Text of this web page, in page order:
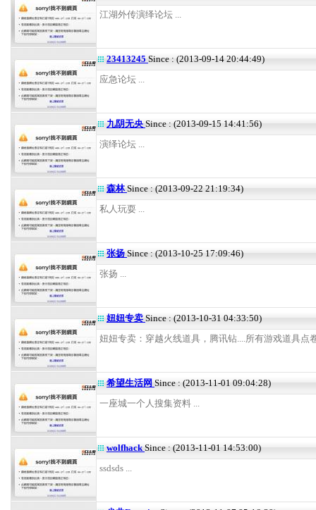
江湖外传演绎论坛 ...
23413245 Since : (2013-09-14 20:44:49)
应急论坛 ...
九阴无央 Since : (2013-09-15 14:41:56)
演绎论坛 ...
森林Since : (2013-09-22 21:19:34)
私人玩耍 ...
张扬 Since : (2013-10-25 17:09:46)
张扬 ...
妞妞专卖Since : (2013-10-31 04:33:50)
妞妞专卖：穿越火线道具，腾讯钻....所有游戏道具点
希望生活网 Since : (2013-11-01 09:04:28)
一座城一个人搜集资料 ...
wolfhackSince : (2013-11-01 14:53:00)
ssdsds ...